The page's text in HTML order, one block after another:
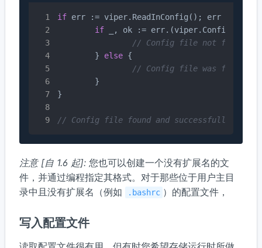
if err := viper.ReadInConfig(); err !=
if _, ok :=
// Config file not found;
	}
else {
// Config file was found but
}
// Config file found and successfully
注意 [自 1.6 起]: 您也可以创建一个没有扩展名的文
件，并通过编程指定其格式。对于那些位于用户主目
录中且没有扩展名（例如
.bashrc ）的配置文件，
写入配置文件